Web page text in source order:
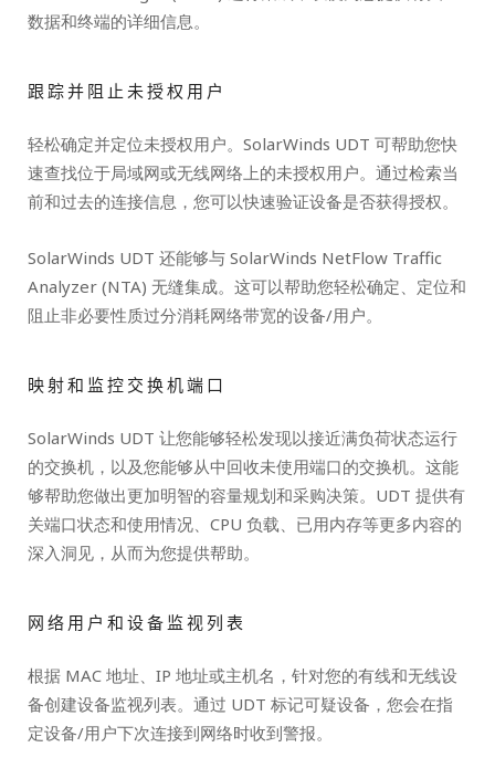
数据和终端的详细信息。
跟踪并阻止未授权用户
轻松确定并定位未授权用户。SolarWinds UDT 可帮助您快
速查找位于局域网或无线网络上的未授权用户。通过检索当
前和过去的连接信息，您可以快速验证设备是否获得授权。
SolarWinds UDT 还能够与 SolarWinds NetFlow Traffic
Analyzer (NTA) 无缝集成。这可以帮助您轻松确定、定位和
阻止非必要性质过分消耗网络带宽的设备/用户。
映射和监控交换机端口
SolarWinds UDT 让您能够轻松发现以接近满负荷状态运行
的交换机，以及您能够从中回收未使用端口的交换机。这能
够帮助您做出更加明智的容量规划和采购决策。UDT 提供有
关端口状态和使用情况、CPU 负载、已用内存等更多内容的
深入洞见，从而为您提供帮助。
网络用户和设备监视列表
根据 MAC 地址、IP 地址或主机名，针对您的有线和无线设
备创建设备监视列表。通过 UDT 标记可疑设备，您会在指
定设备/用户下次连接到网络时收到警报。